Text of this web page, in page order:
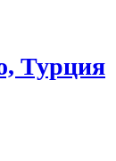
Турция